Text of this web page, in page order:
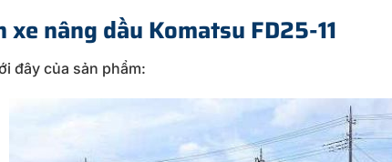
nâng dầu Komatsu FD25-11
đây của sản phẩm: